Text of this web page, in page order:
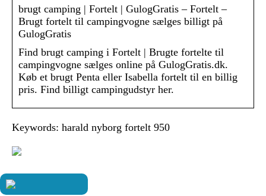
brugt camping | Fortelt | GulogGratis – Fortelt –
Brugt fortelt til campingvogne sælges billigt på
GulogGratis
Find brugt camping i Fortelt | Brugte fortelte til
campingvogne sælges online på GulogGratis.dk.
Køb et brugt Penta eller Isabella fortelt til en billig
pris. Find billigt campingudstyr her.
Keywords: harald nyborg fortelt 950